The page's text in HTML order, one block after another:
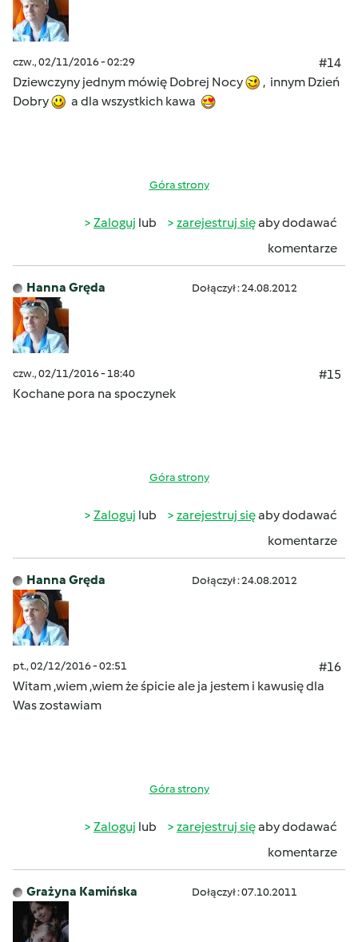
czw., 02/11/2016 - 02:29
#14
Dziewczyny jednym mówię Dobrej Nocy
, innym Dzień
Dobry
a dla wszystkich kawa
Góra strony
Zaloguj lub zarejestruj sięaby dodawać
komentarze
Hanna Gręda Dołączył : 24.08.2012
czw., 02/11/2016 - 18:40
#15
Kochane pora na spoczynek
Góra strony
Zaloguj lub zarejestruj sięaby dodawać
komentarze
Hanna Gręda Dołączył : 24.08.2012
pt., 02/12/2016 - 02:51
#16
Witam ,wiem ,wiem że śpicieale ja jestem i kawusię dla
Was zostawiam
Góra strony
Zaloguj lub zarejestruj sięaby dodawać
komentarze
Grażyna Kamińska Dołączył : 07.10.2011